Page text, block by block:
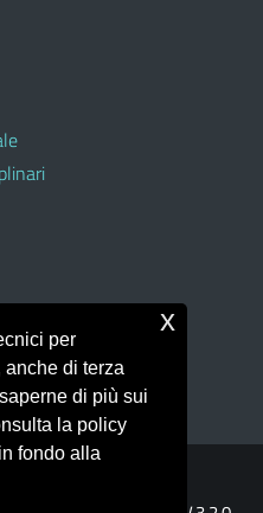
per
di terza
di più sui
la policy
fondo alla
x